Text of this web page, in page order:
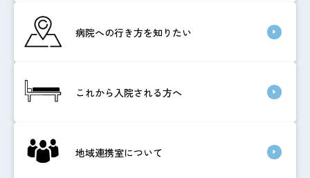
病院への行き方を知りたい
これから入院される方へ
地域連携室について